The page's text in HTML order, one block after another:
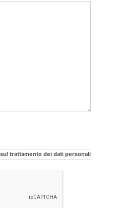
trattamento dei dati personali